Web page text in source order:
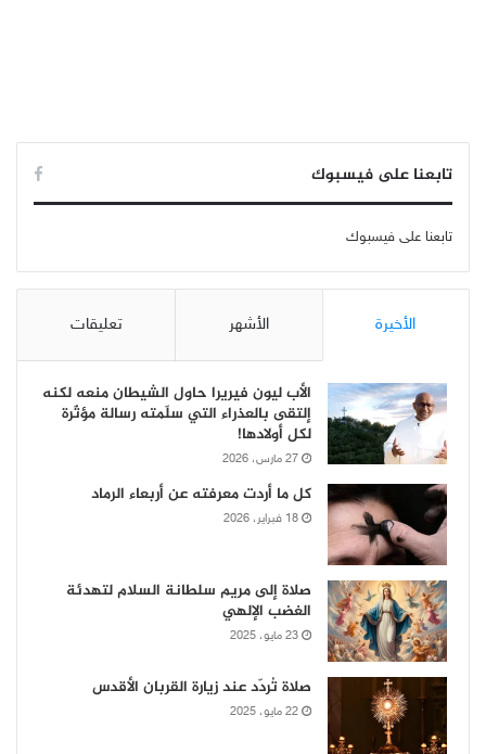
تابعنا على فيسبوك
تابعنا على فيسبوك
الأخيرة الأشهر تعليقات
الأب ليون فيريرا حاول الشيطان منعه لكنه
إلتقى بالعذراء التي سلّمته رسالة مؤثّرة
لكل أولادها!
27 مارس، 2026
كل ما أردت معرفته عن أربعاء الرماد
18 فبراير، 2026
صلاة إلى مريم سلطانة السلام لتهدئة
الغضب الإلهي
23 مايو، 2025
صلاة تُردّد عند زيارة القربان الأقدس
22 مايو، 2025